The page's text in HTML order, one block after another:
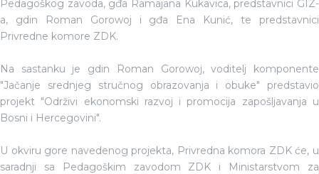
Pedagoškog zavoda, gđa Ramajana Kukavica, predstavnici GIZ-
a, gdin Roman Gorowoj i gđa Ena Kunić, te predstavnici
Privredne komore ZDK.
Na sastanku je gdin Roman Gorowoj, voditelj komponente
"Jačanje srednjeg stručnog obrazovanja i obuke" predstavio
projekt "Održivi ekonomski razvoj i promocija zapošljavanja u
Bosni i Hercegovini".
U okviru gore navedenog projekta, Privredna komora ZDK će, u
saradnji sa Pedagoškim zavodom ZDK i Ministarstvom za